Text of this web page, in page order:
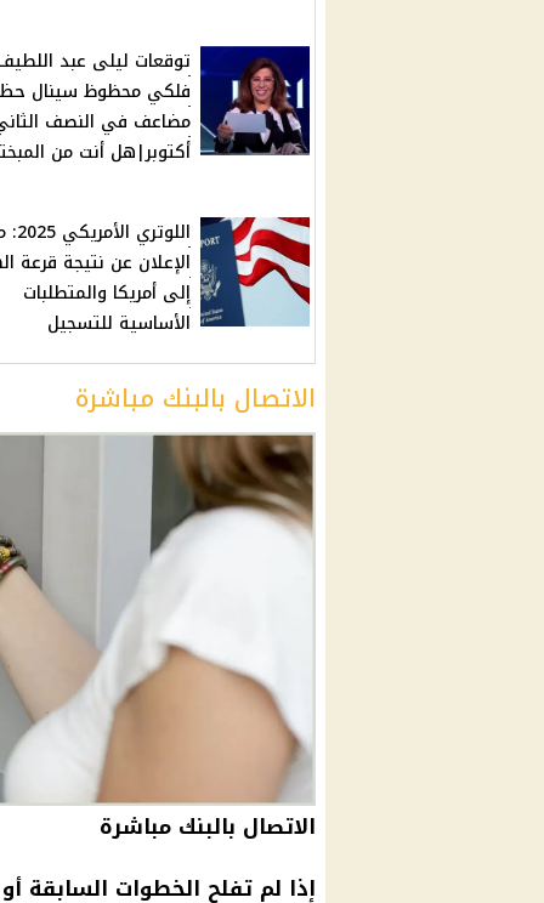
توقعات ليلى عبد
فلكي محظوظ سينال حظ
مضاعف في النصف
أكتوبر|هل أنت من
الإعلان عن نتيجة قرعة
إلى أمريكا والمتطلبات
الأساسية للتسجيل
الاتصال بالبنك مباشرة
الاتصال بالبنك مباشرة
إذا لم تفلح الخطوات السابقة